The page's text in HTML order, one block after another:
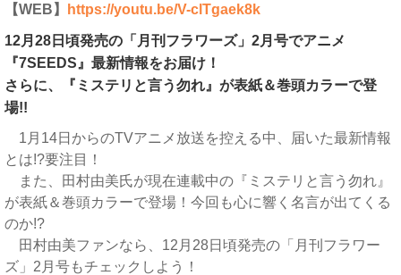
【WEB】
https://youtu.be/V-clTgaek8k
12月28日頃発売の「月刊フラワーズ」2月号でアニメ
『7SEEDS』最新情報をお届け！
さらに、『ミステリと言う勿れ』が表紙＆巻頭カラーで登
場!!
1月14日からのTVアニメ放送を控える中、届いた最新情報
とは!?要注目！
また、田村由美氏が現在連載中の『ミステリと言う勿れ』
が表紙＆巻頭カラーで登場！今回も心に響く名言が出てくる
のか!?
田村由美ファンなら、12月28日頃発売の「月刊フラワー
ズ」2月号もチェックしよう！